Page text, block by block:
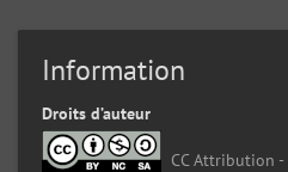
Information
Droits d’auteur
CC Attribution -